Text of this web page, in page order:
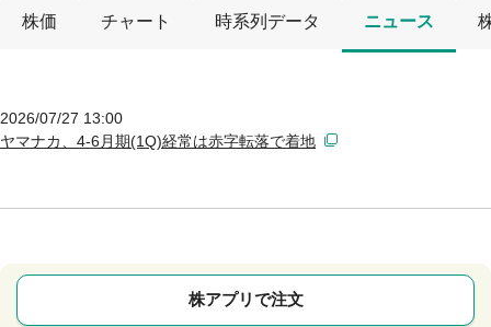
株価 チャート 時系列データ ニュース
2026/07/27 13:00
ヤマナカ、4-6月期(1Q)経常は赤字転落で着地
株アプリで注文